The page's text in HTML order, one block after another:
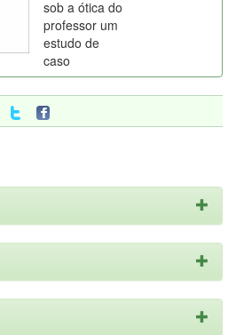
sob a ótica do
professor um
estudo de
caso